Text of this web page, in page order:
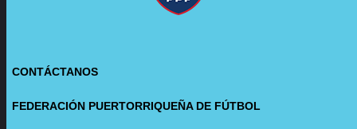
CONTÁCTANOS
FEDERACIÓN PUERTORRIQUEÑA DE FÚTBOL